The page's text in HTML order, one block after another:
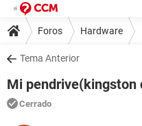
Foros Hardware
Tema Anterior
Mi pendrive(kingston
Cerrado